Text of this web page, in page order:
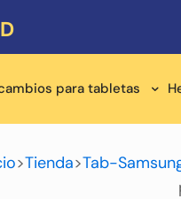
para tabletas
>Tienda>Tab-